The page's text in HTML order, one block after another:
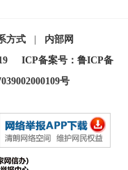
方式
内部网
ICP备案号：鲁ICP备
号